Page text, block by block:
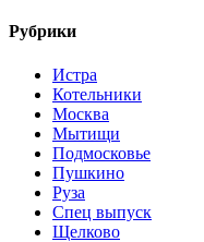
Рубрики
Истра
Котельники
Москва
Мытищи
Подмосковье
Пушкино
Руза
Спец выпуск
Щелково